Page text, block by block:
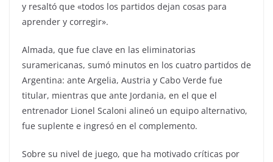
y resaltó que «todos los partidos dejan cosas para
aprender y corregir».
Almada, que fue clave en las eliminatorias
suramericanas, sumó minutos en los cuatro partidos de
Argentina: ante Argelia, Austria y Cabo Verde fue
titular, mientras que ante Jordania, en el que el
entrenador Lionel Scaloni alineó un equipo alternativo,
fue suplente e ingresó en el complemento.
Sobre su nivel de juego, que ha motivado críticas por